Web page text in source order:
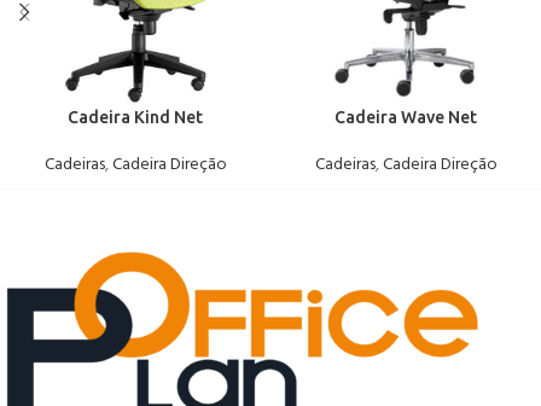
Cadeira Kind Net
Cadeiras,Cadeira Direção
Cadeira Wave Net
Cadeiras,Cadeira Direção